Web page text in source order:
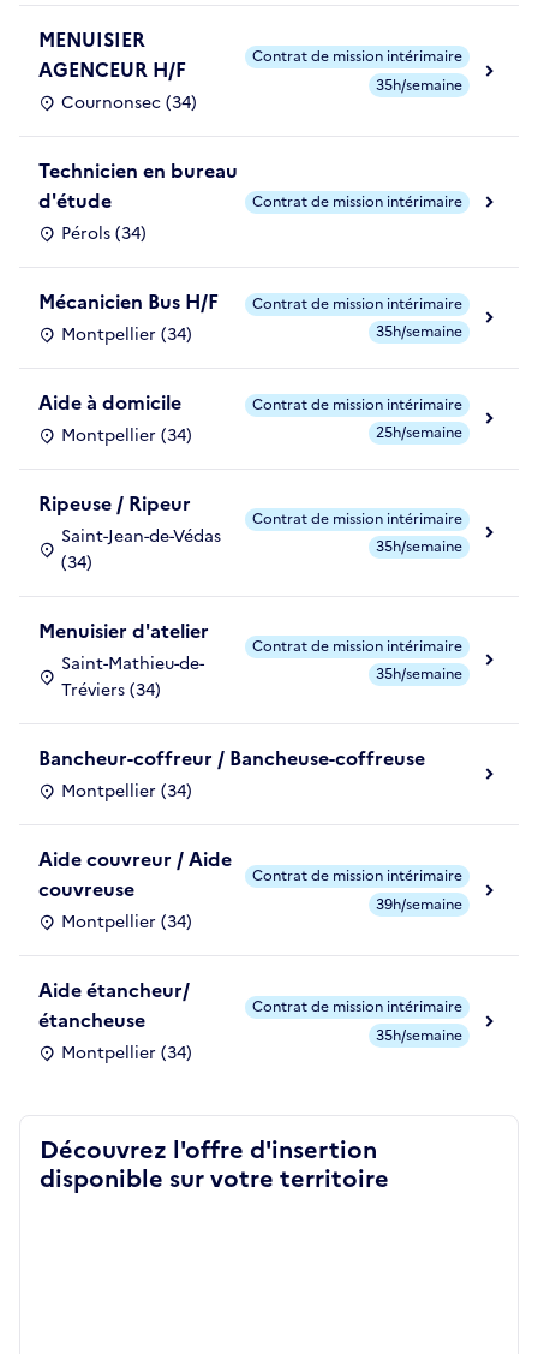
MENUISIER
AGENCEUR H/F
Cournonsec (34)
Contrat de mission intérimaire
35h/semaine
Technicien en bureau
d'étude
Pérols (34)
Contrat de mission intérimaire
Mécanicien Bus H/F
Montpellier (34)
Contrat de mission intérimaire
35h/semaine
Aide à domicile
Montpellier (34)
Contrat de mission intérimaire
25h/semaine
Ripeuse / Ripeur
Saint-Jean-de-Védas
(34)
Contrat de mission intérimaire
35h/semaine
Menuisier d'atelier
Saint-Mathieu-de-
Tréviers (34)
Contrat de mission intérimaire
35h/semaine
Bancheur-coffreur / Bancheuse-coffreuse
Montpellier (34)
Aide couvreur / Aide
couvreuse
Montpellier (34)
Contrat de mission intérimaire
39h/semaine
Aide étancheur/
étancheuse
Montpellier (34)
Contrat de mission intérimaire
35h/semaine
Découvrez l'offre d'insertion
disponible sur votre territoire